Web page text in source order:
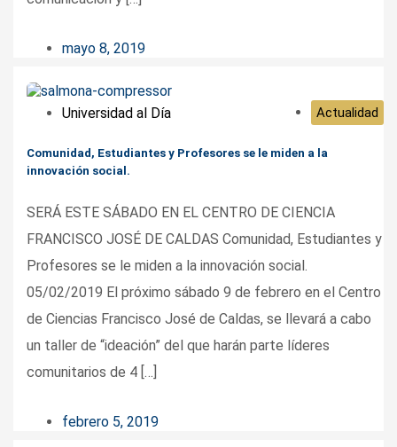
mayo 8, 2019
Universidad al Día Actualidad
Comunidad, Estudiantes y Profesores se le miden a la
innovación social.
SERÁ ESTE SÁBADO EN EL CENTRO DE CIENCIA
FRANCISCO JOSÉ DE CALDAS Comunidad, Estudiantes y
Profesores se le miden a la innovación social.
05/02/2019 El próximo sábado 9 de febrero en el Centro
de Ciencias Francisco José de Caldas, se llevará a cabo
un taller de “ideación” del que harán parte líderes
comunitarios de 4 […]
febrero 5, 2019